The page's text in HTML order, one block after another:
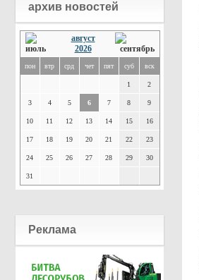
архив новостей
август
2026
пон втр срд чет пят суб вск
1 2
3 4 5 6 7 8 9
10 11 12 13 14 15 16
17 18 19 20 21 22 23
24 25 26 27 28 29 30
31
Реклама